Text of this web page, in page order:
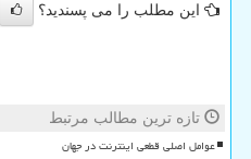
این مطلب را می پسندید؟
تازه ترین مطالب مرتبط
عوامل اصلی قطعی اینترنت در جهان